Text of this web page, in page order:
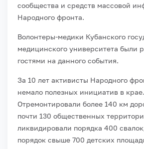
сообщества и средств массовой
Народного фронта.
Волонтеры-медики Кубанского
медицинского университета были
гостями на данного события.
За 10 лет активисты Народного
немало полезных инициатив в крае.
Отремонтировали более 140 км
почти 130 общественных
ликвидировали порядка 400
порядок свыше 700 детских